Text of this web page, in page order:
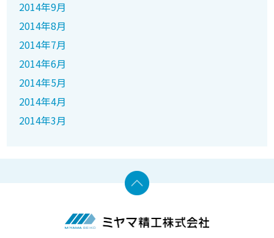
2014年9月
2014年8月
2014年7月
2014年6月
2014年5月
2014年4月
2014年3月